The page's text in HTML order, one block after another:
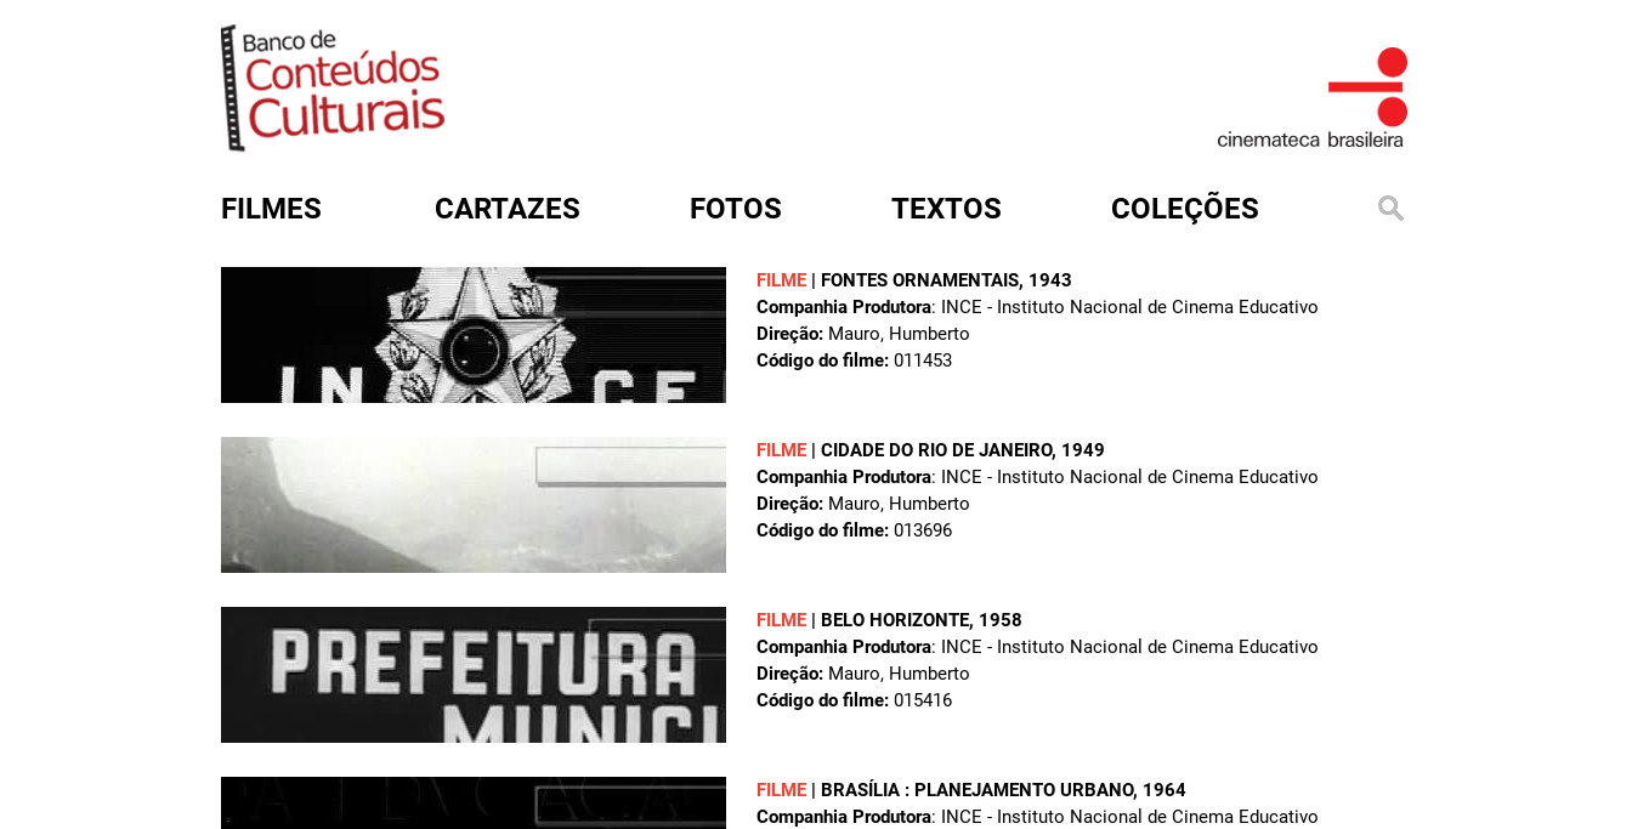
FILMES CARTAZES FOTOS TEXTOS COLEÇÕES
FILME | FONTES ORNAMENTAIS, 1943
Companhia Produtora: INCE - Instituto Nacional de Cinema Educativo
Direção: Mauro, Humberto
Código do filme: 011453
FILME | CIDADE DO RIO DE JANEIRO, 1949
Companhia Produtora: INCE - Instituto Nacional de Cinema Educativo
Direção: Mauro, Humberto
Código do filme: 013696
FILME | BELO HORIZONTE, 1958
Companhia Produtora: INCE - Instituto Nacional de Cinema Educativo
Direção: Mauro, Humberto
Código do filme: 015416
FILME | BRASÍLIA : PLANEJAMENTO URBANO, 1964
Companhia Produtora: INCE - Instituto Nacional de Cinema Educativo
FORMULÁRIO DE BUSCA